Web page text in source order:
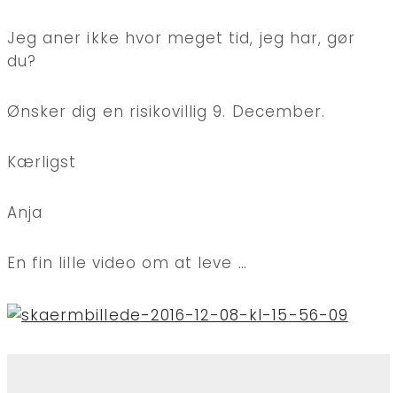
Jeg aner ikke hvor meget tid, jeg har, gør
du?
Ønsker dig en risikovillig 9. December.
Kærligst
Anja
En fin lille video om at leve …